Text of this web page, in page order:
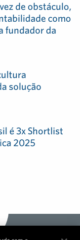
de obstáculo,
como
fundador da
solução
é 3x Shortlist
2025